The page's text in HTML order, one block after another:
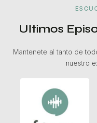
Ultimos
Mantenete al tanto de
nuestro